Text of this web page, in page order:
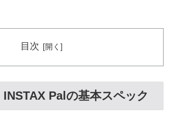
目次
Palの基本スペック